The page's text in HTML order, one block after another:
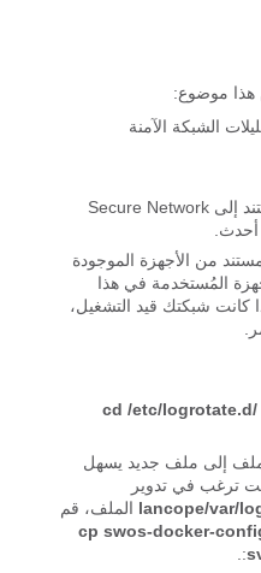
الشبكة الآمنة
إلى Secure Network
من الأجهزة الموجودة
المُستخدمة في هذا
كانت شبكتك قيد التشغيل،
cd /etc/logrotate.d/
إلى ملف جديد يسهل
ترغب في تدوير
الملف، قم
cp swos-docker-